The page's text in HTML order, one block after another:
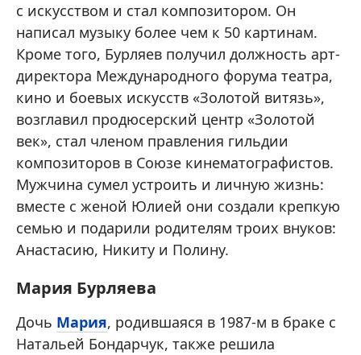
с искусством и стал композитором. Он
написал музыку более чем к 50 картинам.
Кроме того, Бурляев получил должность арт-
директора Международного форума театра,
кино и боевых искусств «Золотой витязь»,
возглавил продюсерский центр «Золотой
век», стал членом правления гильдии
композиторов в Союзе кинематографистов.
Мужчина сумел устроить и личную жизнь:
вместе с женой Юлией они создали крепкую
семью и подарили родителям троих внуков:
Анастасию, Никиту и Полину.
Мария Бурляева
Дочь Мария, родившаяся в 1987-м в браке с
Натальей Бондарчук, также решила